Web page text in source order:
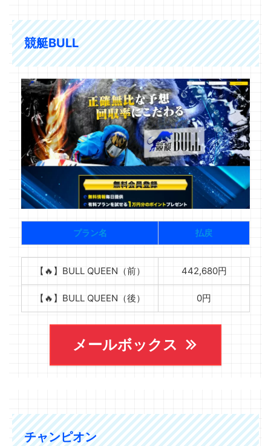
競艇BULL
プラン名 払戻
【🔥】BULL QUEEN（前） 442,680円
【🔥】BULL QUEEN（後） 0円
メールボックス
チャンピオン